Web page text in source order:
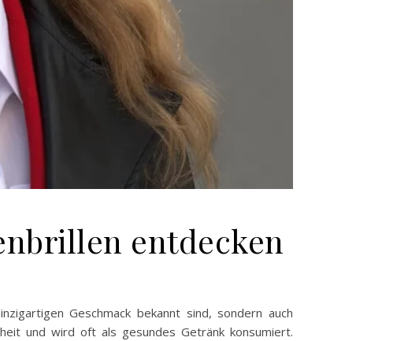
entdecken
Geschmack bekannt sind, sondern auch
und wird oft als gesundes Getränk konsumiert.